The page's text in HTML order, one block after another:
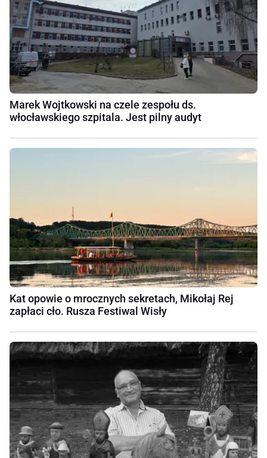
Marek Wojtkowski na czele zespołu ds.
włocławskiego szpitala. Jest pilny audyt
Kat opowie o mrocznych sekretach, Mikołaj Rej
zapłaci cło. Rusza Festiwal Wisły